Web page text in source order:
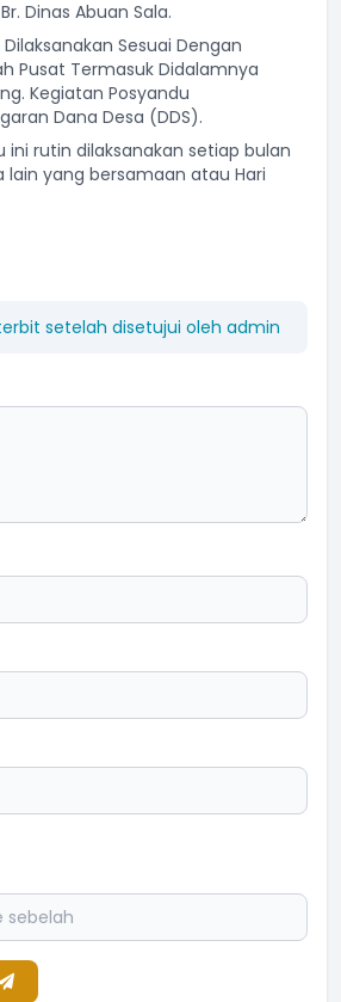
Dinas Abuan Sala.
Sesuai Dengan
Pusat Termasuk Didalamnya
Kegiatan Posyandu
Dana Desa (DDS).
ini rutin dilaksanakan setiap bulan
lain yang bersamaan atau Hari
setelah disetujui oleh admin